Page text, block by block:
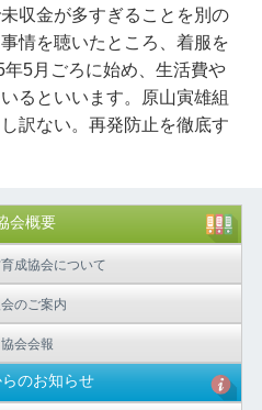
収金が多すぎることを別の
情を聴いたところ、着服を
5月ごろに始め、生活費や
るといいます。原山寅雄組
訳ない。再発防止を徹底す
会概要
成協会について
会のご案内
協会会報
のお知らせ